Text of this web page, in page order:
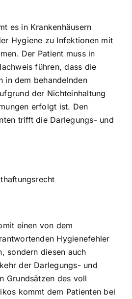
es in Krankenhäusern
Hygiene zu Infektionen mit
Der Patient muss in
führen, dass die
in dem behandelnden
der Nichteinhaltung
erfolgt ist. Den
trifft die Darlegungs- und
einen von dem
Hygienefehler
sondern diesen auch
der Darlegungs- und
Grundsätzen des voll
kommt dem Patienten bei